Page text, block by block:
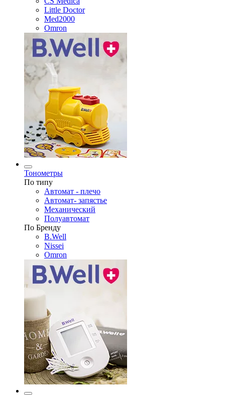
Little Doctor
Med2000
Omron
Тонометры
По типу
Автомат - плечо
Автомат- запястье
Механический
Полуавтомат
По Бренду
B.Well
Nissei
Omron